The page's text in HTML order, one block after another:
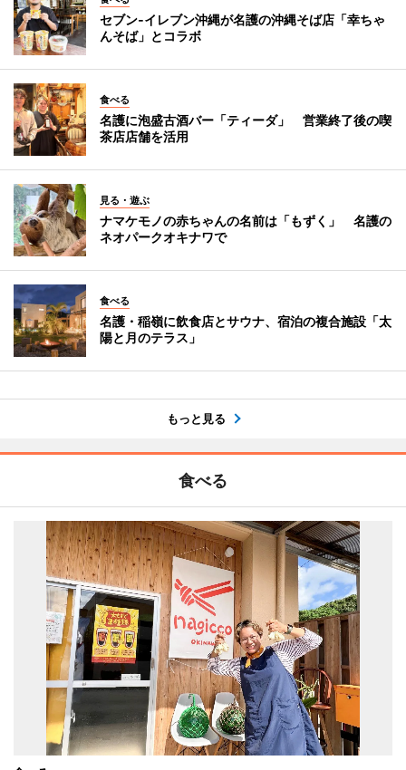
セブン‐イレブン沖縄が名護の沖縄そば店「幸ちゃ
んそば」とコラボ
食べる
名護に泡盛古酒バー「ティーダ」 営業終了後の喫
茶店店舗を活用
見る・遊ぶ
ナマケモノの赤ちゃんの名前は「もずく」 名護の
ネオパークオキナワで
食べる
名護・稲嶺に飲食店とサウナ、宿泊の複合施設「太
陽と月のテラス」
もっと見る
食べる